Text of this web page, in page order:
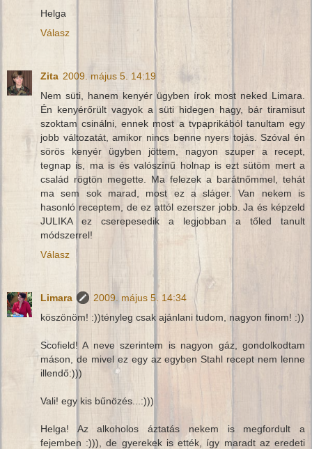
Helga
Válasz
Zita 2009. május 5. 14:19
Nem süti, hanem kenyér ügyben írok most neked Limara.
Én kenyérőrült vagyok a süti hidegen hagy, bár tiramisut
szoktam csinálni, ennek most a tvpaprikából tanultam egy
jobb változatát, amikor nincs benne nyers tojás. Szóval én
sörös kenyér ügyben jöttem, nagyon szuper a recept,
tegnap is, ma is és valószínű holnap is ezt sütöm mert a
család rögtön megette. Ma felezek a barátnőmmel, tehát
ma sem sok marad, most ez a sláger. Van nekem is
hasonló receptem, de ez attól ezerszer jobb. Ja és képzeld
JULIKA ez cserepesedik a legjobban a tőled tanult
módszerrel!
Válasz
Limara
2009. május 5. 14:34
köszönöm! :))tényleg csak ajánlani tudom, nagyon finom! :))
Scofield! A neve szerintem is nagyon gáz, gondolkodtam
máson, de mivel ez egy az egyben Stahl recept nem lenne
illendő:)))
Vali! egy kis bűnözés...:)))
Helga! Az alkoholos áztatás nekem is megfordult a
fejemben :))), de gyerekek is ették, így maradt az eredeti